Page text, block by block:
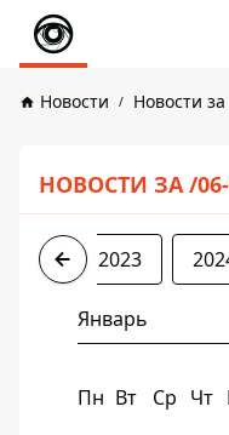
Новости Новости
НОВОСТИ ЗА /06-
2022 2023
Январь
Пн Вт Ср Чт